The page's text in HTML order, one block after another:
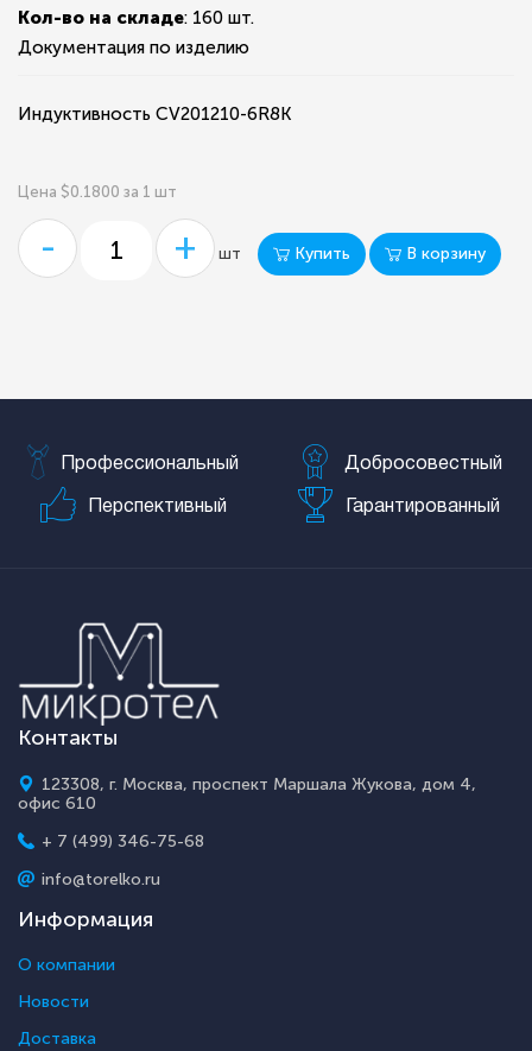
Кол-во на складе: 160 шт.
Документация по изделию
Индуктивность CV201210-6R8K
Цена $0.1800 за 1 шт
- + шт Купить В корзину
Профессиональный Добросовестный
Перспективный Гарантированный
Контакты
123308, г. Москва, проспект Маршала Жукова, дом 4,
офис 610
+ 7 (499) 346-75-68
info@torelko.ru
Информация
О компании
Новости
Доставка